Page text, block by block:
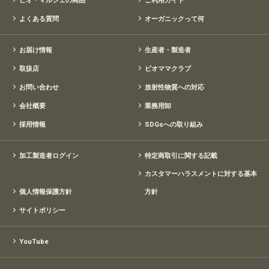
よくある質問 オーガニックって何
お届け情報 生産者・製造者
取扱店 ビオママクラブ
お問い合わせ 放射性物質への対応
会社概要 業務用卸
採用情報 SDGsへの取り組み
加工製造者ログイン 特定商取引に関する記載
個人情報保護方針
カスタマーハラスメントに対する基本
方針
サイトポリシー
YouTube